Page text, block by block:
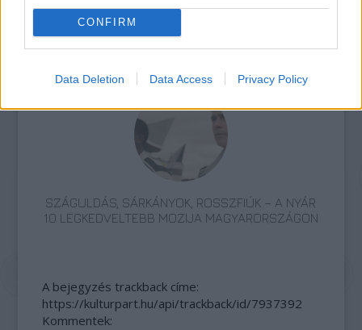
CONFIRM
Data Deletion Data Access Privacy Policy
TERMÉSZETFELETTI ERŐK ÉS ELFELEDETT
TITKOK: ITT A SHELBY OAKS – A GONOSZ
SZÁGULDÁS, SÁRKÁNYOK, ROSSZFIÚK – A NYÁR
10 LEGKEDVELTEBB MOZIJA MAGYARORSZÁGON
A bejegyzés trackback címe:
https://kulturpart.hu/api/trackback/id/7937392
Kommentek: